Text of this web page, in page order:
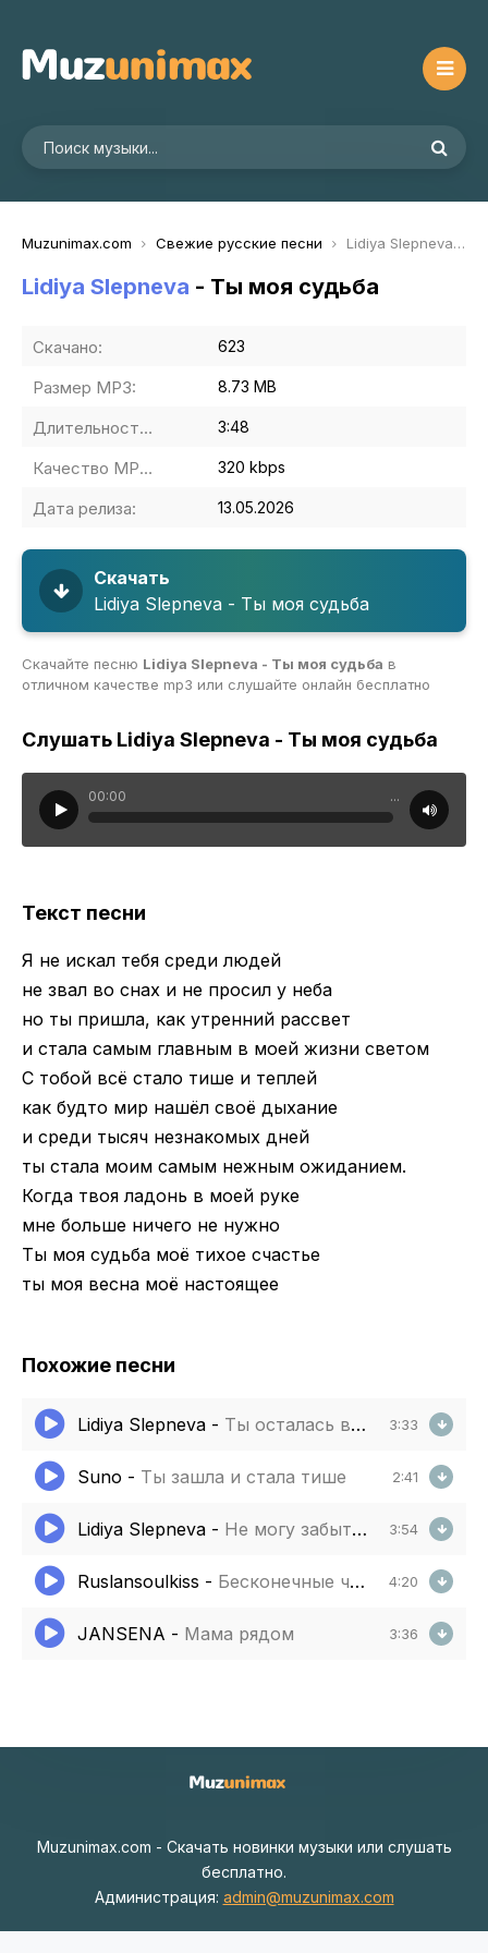
Muzunimax.com Свежие русские песни Lidiya Slepneva - Ты моя судьба
Lidiya Slepneva - Ты моя судьба
Скачано: 623
Размер MP3: 8.73 MB
Длительность MP3: 3:48
Качество MP3: 320 kbps
Дата релиза: 13.05.2026
Скачать
Lidiya Slepneva - Ты моя судьба
Скачайте песню Lidiya Slepneva - Ты моя судьба в
отличном качестве mp3 или слушайте онлайн бесплатно
Слушать Lidiya Slepneva - Ты моя судьба
00:00 ...
Текст песни
Я не искал тебя среди людей
не звал во снах и не просил у неба
но ты пришла, как утренний рассвет
и стала самым главным в моей жизни светом
С тобой всё стало тише и теплей
как будто мир нашёл своё дыхание
и среди тысяч незнакомых дней
ты стала моим самым нежным ожиданием.
Когда твоя ладонь в моей руке
мне больше ничего не нужно
Ты моя судьба моё тихое счастье
ты моя весна моё настоящее
Похожие песни
Lidiya Slepneva - Ты осталась в сердце 3:33
Suno - Ты зашла и стала тише 2:41
Lidiya Slepneva - Не могу забыть тебя 3:54
Ruslansoulkiss - Бесконечные чувства 4:20
JANSENA - Мама рядом 3:36
Muzunimax.com - Скачать новинки музыки или слушать
бесплатно.
Администрация: admin@muzunimax.com